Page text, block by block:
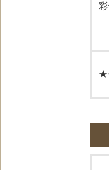
彩
★